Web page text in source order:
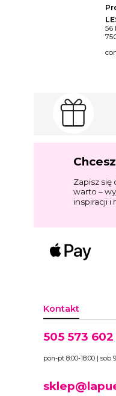
56
Zapisz się
warto –
inspiracji i
Kontakt
505 573 602
pon-pt 8:00-18:00 | sob